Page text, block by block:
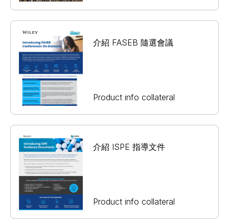
介紹 FASEB 隨選會議
Product info collateral
介紹 ISPE 指導文件
Product info collateral